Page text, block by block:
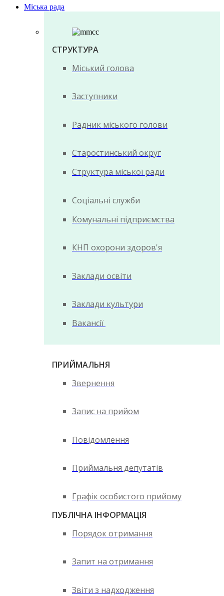
Міська рада
СТРУКТУРА
Міський голова
Заступники
Радник міського голови
Старостинський округ
Структура міської ради
Соціальні служби
Комунальні підприємства
КНП охорони здоров'я
Заклади освіти
Заклади культури
Вакансії
ПРИЙМАЛЬНЯ
Звернення
Запис на прийом
Повідомлення
Приймальня депутатів
Графік особистого прийому
ПУБЛІЧНА ІНФОРМАЦІЯ
Порядок отримання
Запит на отримання
Звіти з надходження